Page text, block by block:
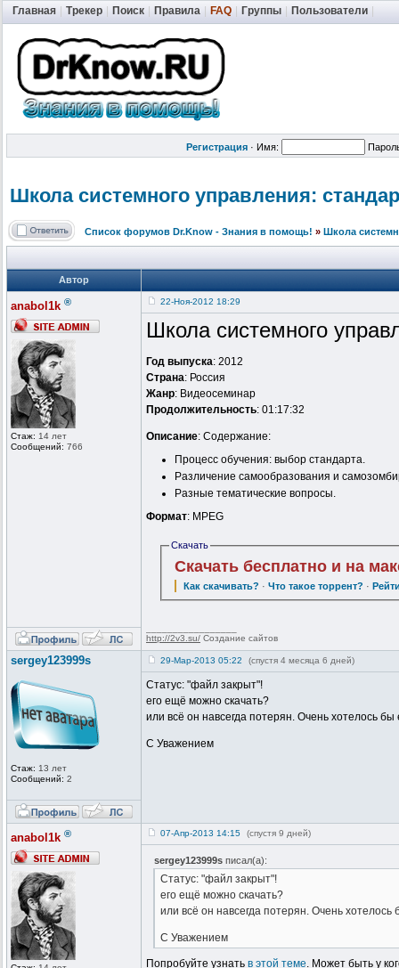
Главная Трекер Поиск Правила FAQ Группы Пользователи
Регистрация · Имя:
Школа системного управления:
Список форумов Dr.Know - Знания в помощь! » Школа
Автор
anabol1k ®
Стаж: 14 лет
Сообщений: 766
22-Ноя-2012 18:29
Школа системного
Год выпуска: 2012
Страна: Россия
Жанр: Видеосеминар
Продолжительность: 01:17:32
Описание: Содержание:
Процесс обучения: выбор стандарта.
Различение самообразования и
Разные тематические вопросы.
Формат: MPEG
Скачать
Скачать бесплатно и на
Как скачивать? ·Что такое торрент? ·
http://2v3.su/ Создание сайтов
sergey123999s
Стаж: 13 лет
Сообщений: 2
29-Мар-2013 05:22 (спустя 4 месяца 6 дней)
Статус: "файл закрыт"!
его ещё можно скачать?
или всё он навсегда потерян. Очень хотелось бы
С Уважением
anabol1k ® 07-Апр-2013 14:15 (спустя 9 дней)
sergey123999s писал(а):
Статус: "файл закрыт"!
его ещё можно скачать?
или всё он навсегда потерян. Очень хотелось
С Уважением
Попробуйте узнать в этой теме. Может быть у